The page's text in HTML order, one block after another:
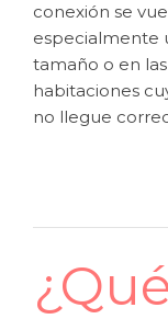
conexión se
especialmente
tamaño o en
habitaciones
no llegue